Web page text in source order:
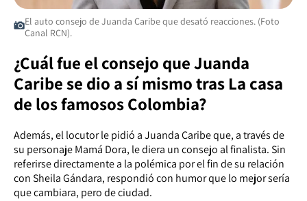
El auto consejo de Juanda Caribe que desató reacciones. (Foto
Canal RCN).
¿Cuál fue el consejo que Juanda
Caribe se dio a sí mismo tras La casa
de los famosos Colombia?
Además, el locutor le pidió a Juanda Caribe que, a través de
su personaje Mamá Dora, le diera un consejo al finalista. Sin
referirse directamente a la polémica por el fin de su relación
con Sheila Gándara, respondió con humor que lo mejor sería
que cambiara, pero de ciudad.